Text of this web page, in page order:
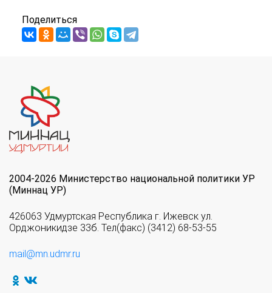
Поделиться
2004-2026 Министерство национальной политики УР
(Миннац УР)
426063 Удмуртская Республика г. Ижевск ул.
Орджоникидзе 33б. Тел(факс) (3412) 68-53-55
mail@mn.udmr.ru